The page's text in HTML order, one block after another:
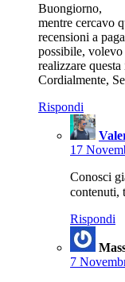
Buongiorno,
mentre cercavo
recensioni a
possibile,
realizzare
Cordialmente,
Rispondi
17
Conosci
contenuti,
Rispondi
7